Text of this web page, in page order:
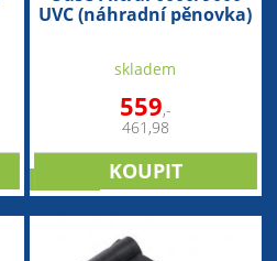
UVC (náhradní pěnovka)
skladem
559,-
461,98